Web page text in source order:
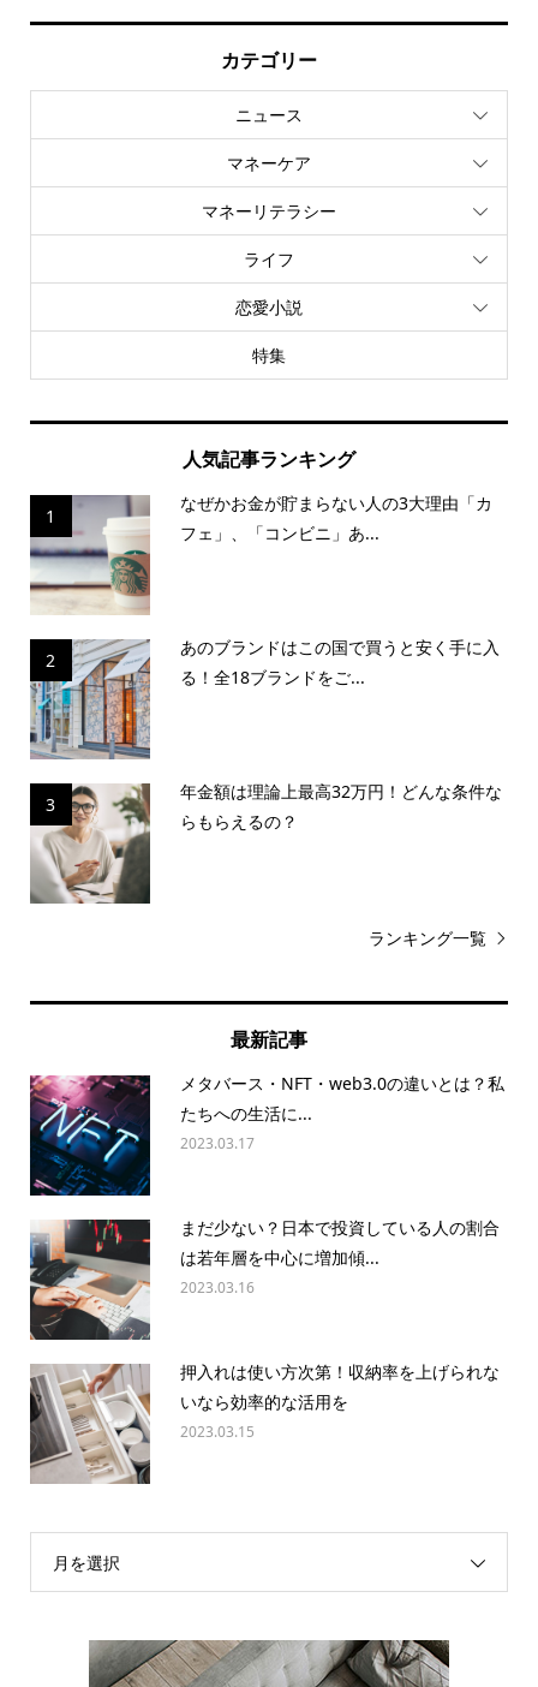
カテゴリー
ニュース
マネーケア
マネーリテラシー
ライフ
恋愛小説
特集
人気記事ランキング
1
なぜかお金が貯まらない人の3大理由「カ
フェ」、「コンビニ」あ...
2
あのブランドはこの国で買うと安く手に入
る！全18ブランドをご...
3
年金額は理論上最高32万円！どんな条件な
らもらえるの？
ランキング一覧
最新記事
メタバース・NFT・web3.0の違いとは？私
たちへの生活に...
2023.03.17
まだ少ない？日本で投資している人の割合
は若年層を中心に増加傾...
2023.03.16
押入れは使い方次第！収納率を上げられな
いなら効率的な活用を
2023.03.15
月を選択